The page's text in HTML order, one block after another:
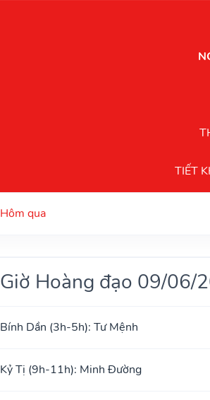
TIẾT
Hôm qua
Giờ Hoàng đạo 09/06/
Bính Dần (3h-5h): Tư Mệnh
Kỷ Tị (9h-11h): Minh Đường